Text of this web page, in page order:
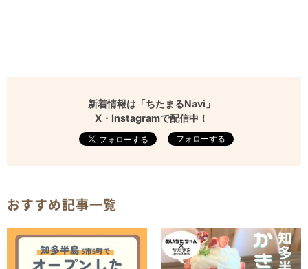
新着情報は「ちたまるNavi」
X・Instagramで配信中！
フォローする
おすすめ記事一覧